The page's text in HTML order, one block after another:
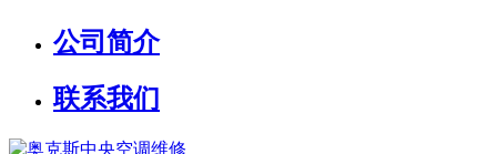
公司简介
联系我们